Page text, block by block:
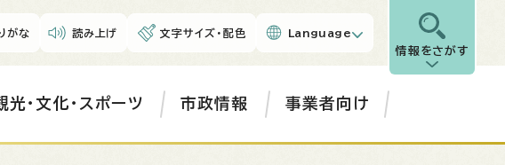
がな 読み上げ 文字サイズ・配色 Language
情報をさがす
光・文化・スポーツ 市政情報 事業者向け